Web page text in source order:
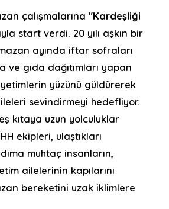
çalışmalarına "Kardeşliği
start verdi. 20 yılı aşkın bir
ayında iftar sofraları
ve gıda dağıtımları yapan
yetimlerin yüzünü güldürerek
sevindirmeyi hedefliyor.
kıtaya uzun yolculuklar
ekipleri, ulaştıkları
muhtaç insanların,
ailelerinin kapılarını
bereketini uzak iklimlere